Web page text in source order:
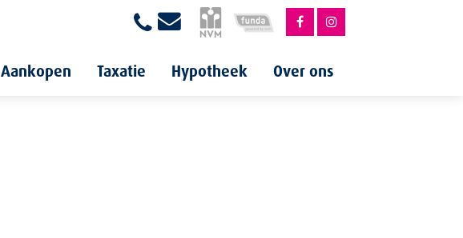
Aankopen Taxatie Hypotheek Over ons